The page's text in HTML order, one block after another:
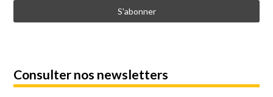
Consulter nos newsletters